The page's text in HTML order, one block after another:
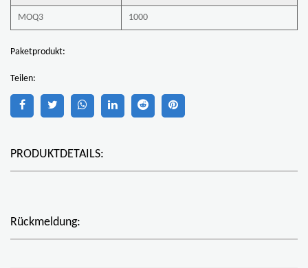
MOQ3 1000
Paketprodukt:
Teilen:
PRODUKTDETAILS:
Rückmeldung: